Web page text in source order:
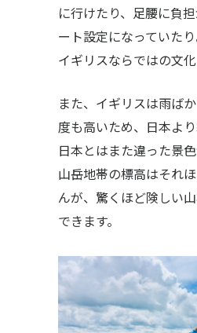
に行けたり、足腰に負
ート設定になっていた
イギリスならではの文化
また、イギリスは雨ば
度も高いため、日本よ
日本とはまた違った景色
山岳地帯の標高はそれ
んが、驚くほど険しい
できます。